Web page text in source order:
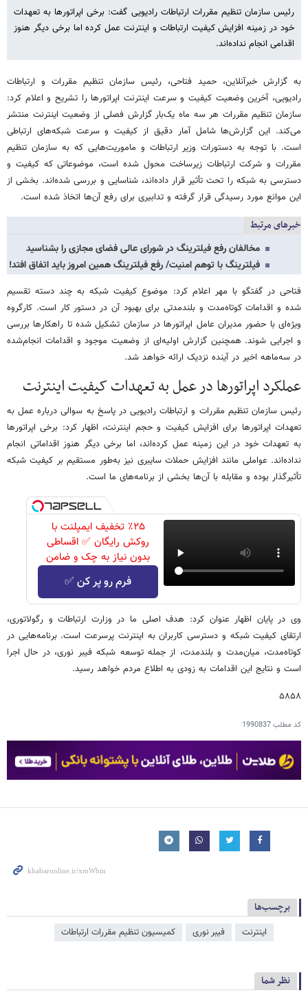
رئیس سازمان تنظیم مقررات ارتباطات رادیویی گفت: برخی اپراتورها به تعهدات
خود در زمینه افزایش کیفیت ارتباطات و اینترنت عمل کرده‌ اما برخی دیگر هنوز
اقدامی انجام نداده‌اند.
به گزارش خبرآنلاین، حمید فتاحی، رئیس سازمان تنظیم مقررات و ارتباطات
رادیویی، آخرین وضعیت کیفیت و سرعت اینترنت اپراتورها را تشریح و اعلام کرد:
سازمان تنظیم مقررات هر سه ماه یک‌بار گزارش فصلی از وضعیت اینترنت منتشر
می‌کند. این گزارش‌ها شامل آمار دقیق از کیفیت و سرعت شبکه‌های ارتباطی
است. با توجه به دستورات وزیر ارتباطات و ماموریت‌هایی که به سازمان تنظیم
مقررات و شرکت ارتباطات زیرساخت محول شده است، موضوعاتی که کیفیت و
دسترسی به شبکه را تحت تأثیر قرار داده‌اند، شناسایی و بررسی شده‌اند. بخشی از
این موانع مورد رسیدگی قرار گرفته و تدابیری برای رفع آن‌ها اتخاذ شده است.
خبرهای مرتبط
مخالفان رفع فیلترینگ در شورای عالی فضای مجازی را بشناسید
فیلترینگ با توهم امنیت/ رفع فیلترینگ همین امروز باید اتفاق افتد!
فتاحی در گفتگو با مهر اعلام کرد: موضوع کیفیت شبکه به چند دسته تقسیم
شده و اقدامات کوتاه‌مدت و بلندمدتی برای بهبود آن در دستور کار است. کارگروه
ویژه‌ای با حضور مدیران عامل اپراتورها در سازمان تشکیل شده تا راهکارها بررسی
و اجرایی شوند. همچنین گزارش اولیه‌ای از وضعیت موجود و اقدامات انجام‌شده
در سه‌ماهه اخیر در آینده نزدیک ارائه خواهد شد.
عملکرد اپراتورها در عمل به تعهدات کیفیت اینترنت
رئیس سازمان تنظیم مقررات و ارتباطات رادیویی در پاسخ به سوالی درباره عمل به
تعهدات اپراتورها برای افزایش کیفیت و حجم اینترنت، اظهار کرد: برخی اپراتورها
به تعهدات خود در این زمینه عمل کرده‌اند، اما برخی دیگر هنوز اقداماتی انجام
نداده‌اند. عواملی مانند افزایش حملات سایبری نیز به‌طور مستقیم بر کیفیت شبکه
تأثیرگذار بوده و مقابله با آن‌ها بخشی از برنامه‌های ما است.
٪۲۵ تخفیف ایمپلنت با
روکش رایگان ✅ اقساطی
بدون نیاز به چک و ضامن
فرم رو پر کن ✅
وی در پایان اظهار عنوان کرد: هدف اصلی ما در وزارت ارتباطات و رگولاتوری،
ارتقای کیفیت شبکه و دسترسی کاربران به اینترنت پرسرعت است. برنامه‌هایی در
کوتاه‌مدت، میان‌مدت و بلندمدت، از جمله توسعه شبکه فیبر نوری، در حال اجرا
است و نتایج این اقدامات به زودی به اطلاع مردم خواهد رسید.
۵۸۵۸
کد مطلب1990837
برچسب‌ها
اینترنت فیبر نوری کمیسیون تنظیم مقررات ارتباطات
نظر شما